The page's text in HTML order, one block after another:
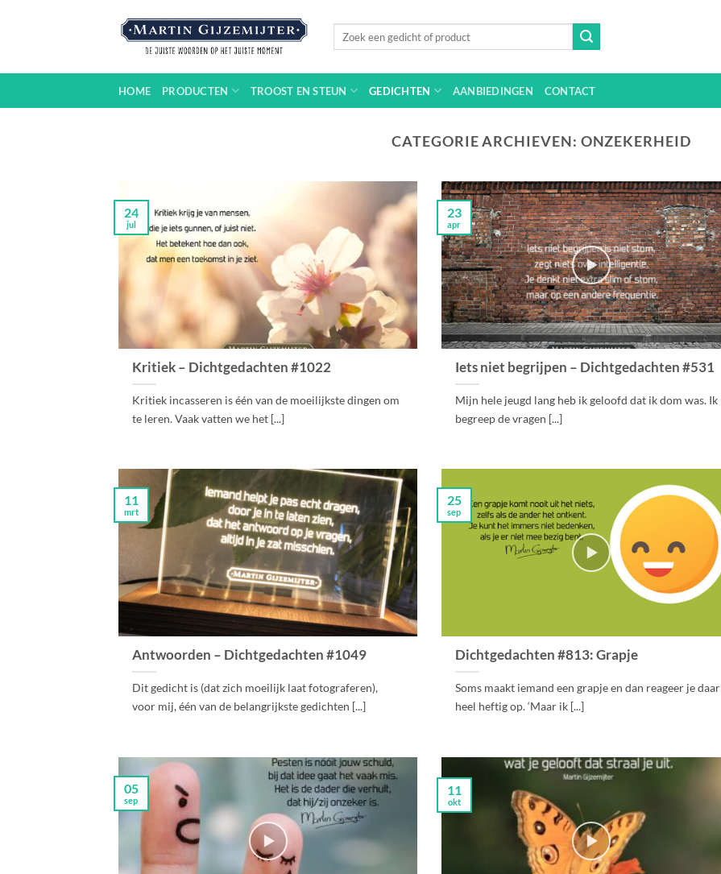
HOME PRODUCTEN TROOST EN STEUN GEDICHTEN AANBIEDINGEN CONTACT
CATEGORIE ARCHIEVEN: ONZEKERHEID
Kritiek – Dichtgedachten #1022
Kritiek incasseren is één van de moeilijkste dingen om
te leren. Vaak vatten we het [...]
24
jul
Iets niet begrijpen – Dichtgedachten #531
Mijn hele jeugd lang heb ik geloofd dat ik dom was. Ik
begreep de vragen [...]
23
apr
Antwoorden – Dichtgedachten #1049
Dit gedicht is (dat zich moeilijk laat fotograferen),
voor mij, één van de belangrijkste gedichten [...]
11
mrt
Dichtgedachten #813: Grapje
Soms maakt iemand een grapje en dan reageer je daar
heel heftig op. ‘Maar ik [...]
25
sep
05
sep
11
okt